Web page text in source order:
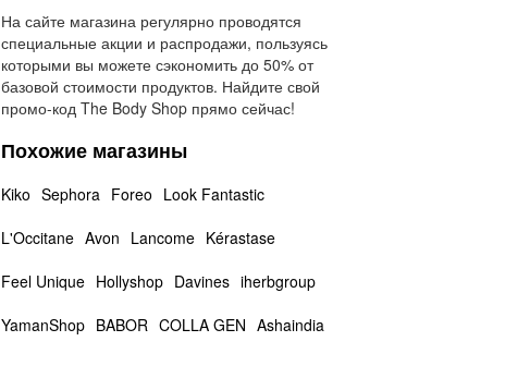
На сайте магазина регулярно проводятся
специальные акции и распродажи, пользуясь
которыми вы можете сэкономить до 50% от
базовой стоимости продуктов. Найдите свой
промо-код The Body Shop прямо сейчас!
Похожие магазины
Kiko Sephora Foreo Look Fantastic
L'Occitane Avon Lancome Kérastase
Feel Unique Hollyshop Davines iherbgroup
YamanShop BABOR COLLA GEN Ashaindia